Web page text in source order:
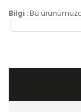
Bilgi : Bu